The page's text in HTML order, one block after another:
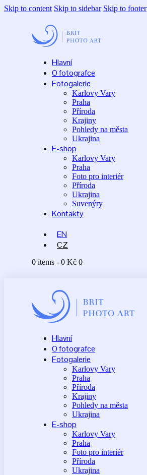
Skip to content Skip to sidebar Skip to footer
Hlavní
O fotografce
Fotogalerie
Karlovy Vary
Praha
Příroda
Krajiny
Pohledy na města
Ukrajina
E-shop
Karlovy Vary
Praha
Foto pro interiér
Příroda
Ukrajina
Suvenýry
Kontakty
EN
CZ
0 items - 0 Kč 0
Hlavní
O fotografce
Fotogalerie
Karlovy Vary
Praha
Příroda
Krajiny
Pohledy na města
Ukrajina
E-shop
Karlovy Vary
Praha
Foto pro interiér
Příroda
Ukrajina